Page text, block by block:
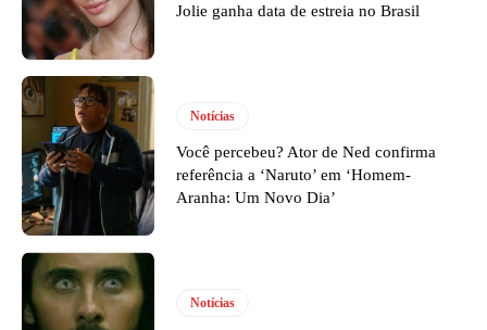
Jolie ganha data de estreia no Brasil
Notícias
Você percebeu? Ator de Ned confirma
referência a ‘Naruto’ em ‘Homem-
Aranha: Um Novo Dia’
Notícias